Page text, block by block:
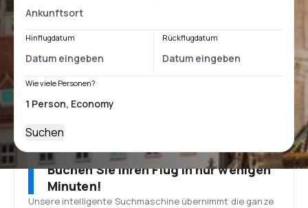
Hinflugdatum Rückflugdatum
Wie viele Personen?
Suchen
Buchen Sie Ihren Flug in nur wenigen
Minuten!
Unsere intelligente Suchmaschine übernimmt die ganze